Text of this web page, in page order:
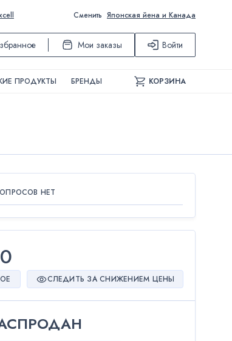
Сменить Японская йена и Канада
Мои заказы Войти
ПРОДУКТЫ БРЕНДЫ КОРЗИНА
НЕТ
СЛЕДИТЬ ЗА СНИЖЕНИЕМ ЦЕНЫ